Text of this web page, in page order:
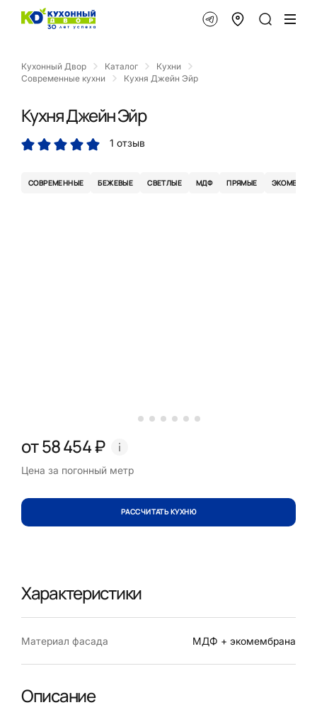
Кухонный Двор Каталог
Кухни
Современные кухни
Кухня Джейн Эйр
Кухня Джейн Эйр
1 отзыв
СОВРЕМЕННЫЕ БЕЖЕВЫЕ СВЕТЛЫЕ МДФ ПРЯМЫЕ
от 58 454 ₽
Цена за погонный метр
РАССЧИТАТЬ КУХНЮ
Характеристики
Материал фасада МДФ + экомембрана
Описание